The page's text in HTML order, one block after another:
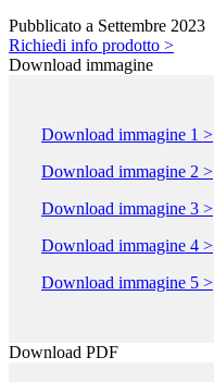
Pubblicato a Settembre 2023
Richiedi info prodotto >
Download immagine
Download immagine 1 >
Download immagine 2 >
Download immagine 3 >
Download immagine 4 >
Download immagine 5 >
Download PDF